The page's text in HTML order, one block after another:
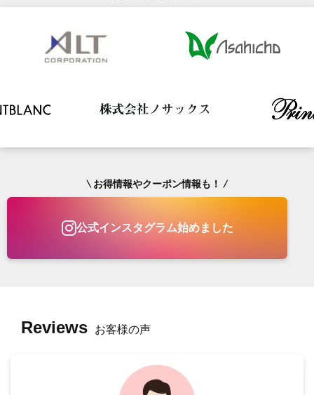
\ お得情報やクーポン情報も！ /
公式インスタグラム始めました
Reviews お客様の声